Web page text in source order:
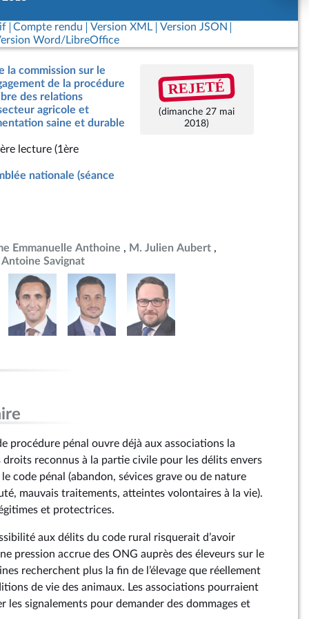
Compte rendu Version XML
Version JSON
Word/LibreOffice
la commission sur le
de la procédure
des relations
agricole et
saine et durable
lecture (1ère
nationale (séance
REJETÉ
(dimanche 27 mai
2018)
Emmanuelle Anthoine
M. Julien Aubert
Antoine Savignat
procédure pénal ouvre déjà aux associations la
droits reconnus à la partie civile pour les délits envers
code pénal (abandon, sévices grave ou de nature
mauvais traitements, atteintes volontaires à la vie).
et protectrices.
aux délits du code rural risquerait d’avoir
pression accrue des ONG auprès des éleveurs sur le
recherchent plus la fin de l’élevage que réellement
de vie des animaux. Les associations pourraient
les signalements pour demander des dommages et